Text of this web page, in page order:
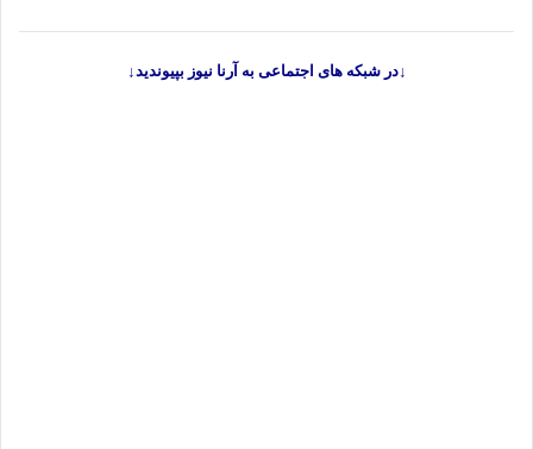
↓در شبکه های اجتماعی به آرنا نیوز بپیوندید↓